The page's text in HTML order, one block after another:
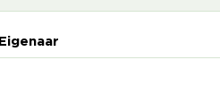
Eigenaar